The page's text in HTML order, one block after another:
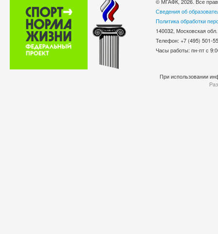
Сведения об
Политика обработки
140032, Московская
Телефон: +7 (495)
Часы работы: пн-пт с
При использовании